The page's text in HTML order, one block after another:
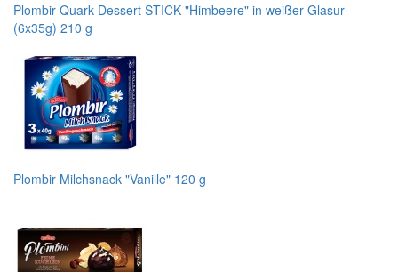
Plombir Quark-Dessert STICK "Himbeere" in weißer Glasur
(6x35g) 210 g
Plombir Milchsnack "Vanille" 120 g